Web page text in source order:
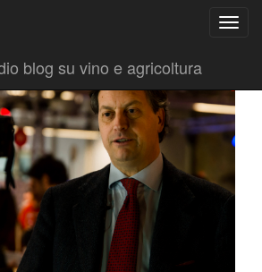
blog su vino e agricoltura